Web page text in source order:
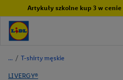
Artykuły szkolne kup 3 w
/ T-shirty męskie
LIVERGY®